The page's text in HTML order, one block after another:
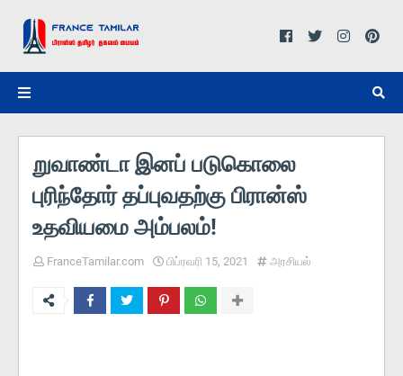
றுவாண்டா இனப் படுகொலை
புரிந்தோர் தப்புவதற்கு பிரான்ஸ்
உதவியமை அம்பலம்!
FranceTamilar.com பிப்ரவரி 15, 2021 அரசியல்